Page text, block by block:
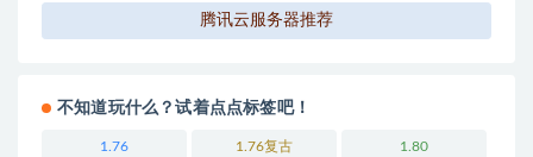
腾讯云服务器推荐
不知道玩什么？试着点点标签吧！
1.76 1.76复古 1.80